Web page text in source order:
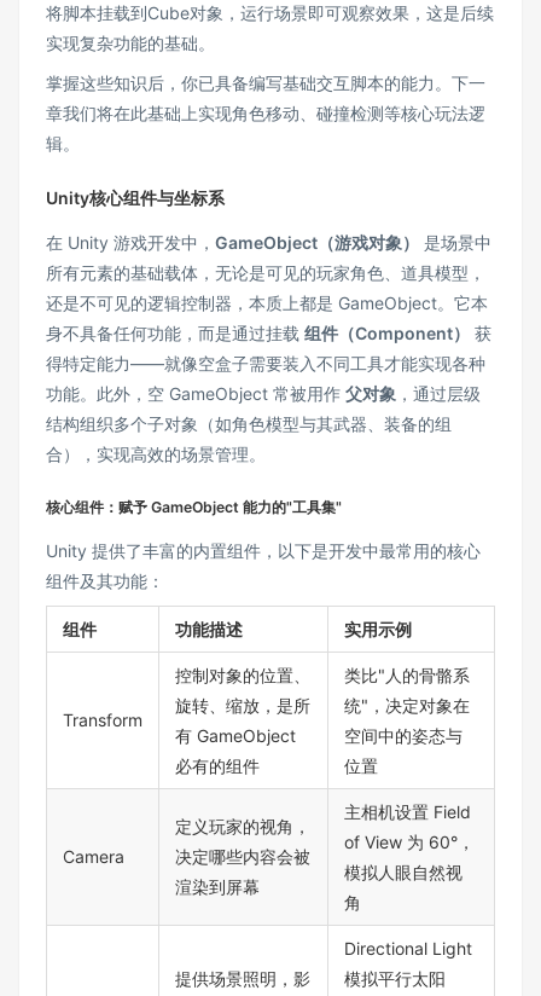
将脚本挂载到Cube对象，运行场景即可观察效果，这是后续
实现复杂功能的基础。
掌握这些知识后，你已具备编写基础交互脚本的能力。下一
章我们将在此基础上实现角色移动、碰撞检测等核心玩法逻
辑。
Unity核心组件与坐标系
在 Unity 游戏开发中， GameObject（游戏对象）
是场景中
所有元素的基础载体，无论是可见的玩家角色、道具模型，
还是不可见的逻辑控制器，本质上都是 GameObject。它本
身不具备任何功能，而是通过挂载 组件（Component）
获
得特定能力——就像空盒子需要装入不同工具才能实现各种
功能。此外，空 GameObject 常被用作 父对象 ，通过层级
结构组织多个子对象（如角色模型与其武器、装备的组
合），实现高效的场景管理。
核心组件：赋予 GameObject 能力的"工具集"
Unity 提供了丰富的内置组件，以下是开发中最常用的核心
组件及其功能：
组件 功能描述 实用示例
Transform
控制对象的位置、
旋转、缩放，是所
有 GameObject
必有的组件
类比"人的骨骼系
统"，决定对象在
空间中的姿态与
位置
Camera
定义玩家的视角，
决定哪些内容会被
渲染到屏幕
主相机设置 Field
of View 为 60°，
模拟人眼自然视
角
提供场景照明，影
Directional Light
模拟平行太阳